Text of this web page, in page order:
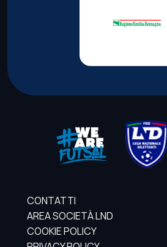
CONTATTI
AREA SOCIETÀ LND
COOKIE POLICY